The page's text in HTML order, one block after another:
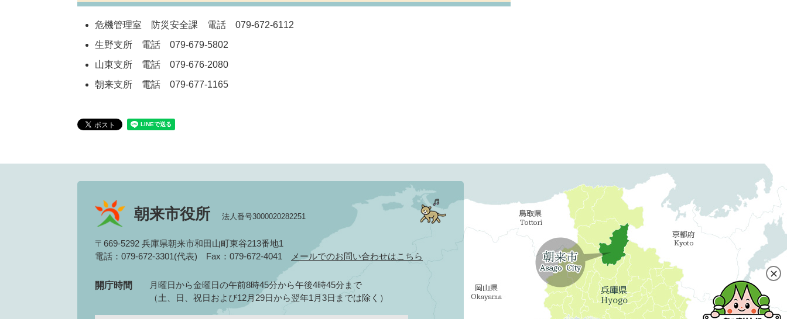
危機管理室 防災安全課 電話 079-672-6112
生野支所 電話 079-679-5802
山東支所 電話 079-676-2080
朝来支所 電話 079-677-1165
朝来市役所 法人番号3000020282251
〒669-5292 兵庫県朝来市和田山町東谷213番地1
電話：079-672-3301(代表) Fax：079-672-4041 メールでのお問い合わせはこちら
開庁時間
月曜日から金曜日の午前8時45分から午後4時45分まで
（土、日、祝日および12月29日から翌年1月3日までは除く）